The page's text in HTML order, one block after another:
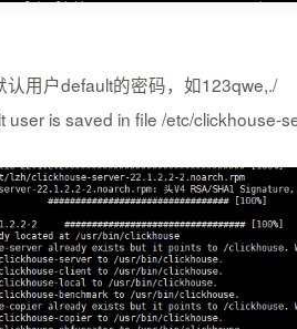
用户default的密码，如123qwe,./
user is saved in file /etc/clickhouse-